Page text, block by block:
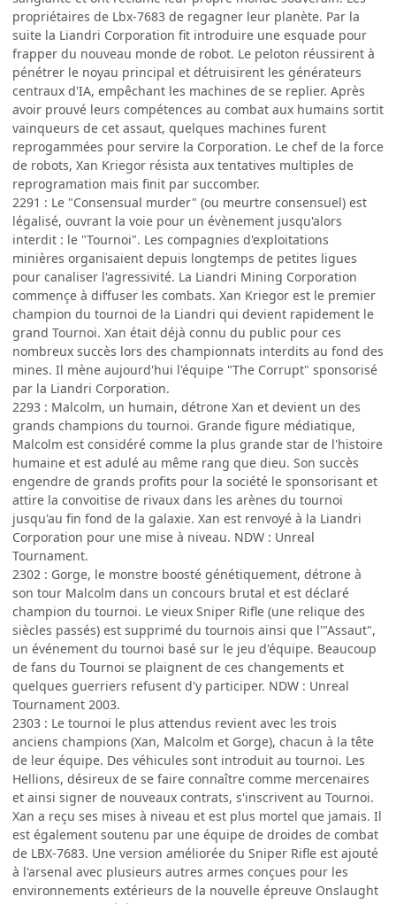
propriétaires de Lbx-7683 de regagner leur planète. Par la
suite la Liandri Corporation fit introduire une esquade pour
frapper du nouveau monde de robot. Le peloton réussirent à
pénétrer le noyau principal et détruisirent les générateurs
centraux d'IA, empêchant les machines de se replier. Après
avoir prouvé leurs compétences au combat aux humains sortit
vainqueurs de cet assaut, quelques machines furent
reprogammées pour servire la Corporation. Le chef de la force
de robots, Xan Kriegor résista aux tentatives multiples de
reprogramation mais finit par succomber.
2291 : Le "Consensual murder" (ou meurtre consensuel) est
légalisé, ouvrant la voie pour un évènement jusqu'alors
interdit : le "Tournoi". Les compagnies d'exploitations
minières organisaient depuis longtemps de petites ligues
pour canaliser l'agressivité. La Liandri Mining Corporation
commençe à diffuser les combats. Xan Kriegor est le premier
champion du tournoi de la Liandri qui devient rapidement le
grand Tournoi. Xan était déjà connu du public pour ces
nombreux succès lors des championnats interdits au fond des
mines. Il mène aujourd'hui l'équipe "The Corrupt" sponsorisé
par la Liandri Corporation.
2293 : Malcolm, un humain, détrone Xan et devient un des
grands champions du tournoi. Grande figure médiatique,
Malcolm est considéré comme la plus grande star de l'histoire
humaine et est adulé au même rang que dieu. Son succès
engendre de grands profits pour la société le sponsorisant et
attire la convoitise de rivaux dans les arènes du tournoi
jusqu'au fin fond de la galaxie. Xan est renvoyé à la Liandri
Corporation pour une mise à niveau. NDW : Unreal
Tournament.
2302 : Gorge, le monstre boosté génétiquement, détrone à
son tour Malcolm dans un concours brutal et est déclaré
champion du tournoi. Le vieux Sniper Rifle (une relique des
siècles passés) est supprimé du tournois ainsi que l'"Assaut",
un événement du tournoi basé sur le jeu d'équipe. Beaucoup
de fans du Tournoi se plaignent de ces changements et
quelques guerriers refusent d'y participer. NDW : Unreal
Tournament 2003.
2303 : Le tournoi le plus attendus revient avec les trois
anciens champions (Xan, Malcolm et Gorge), chacun à la tête
de leur équipe. Des véhicules sont introduit au tournoi. Les
Hellions, désireux de se faire connaître comme mercenaires
et ainsi signer de nouveaux contrats, s'inscrivent au Tournoi.
Xan a reçu ses mises à niveau et est plus mortel que jamais. Il
est également soutenu par une équipe de droides de combat
de LBX-7683. Une version améliorée du Sniper Rifle est ajouté
à l'arsenal avec plusieurs autres armes conçues pour les
environnements extérieurs de la nouvelle épreuve Onslaught